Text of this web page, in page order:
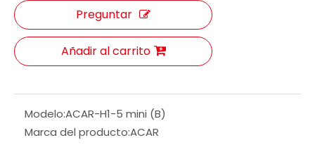
Preguntar
Añadir al carrito
Modelo:ACAR-H1-5 mini (B)
Marca del producto:ACAR